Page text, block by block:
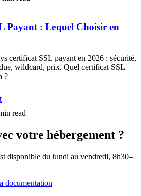
Payant : Lequel Choisir en
certificat SSL payant en 2026 : sécurité,
wildcard, prix. Quel certificat SSL
?
read
votre hébergement ?
disponible du lundi au vendredi, 8h30–
documentation